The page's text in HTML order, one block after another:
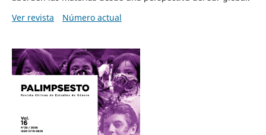
Ver revista
Número actual